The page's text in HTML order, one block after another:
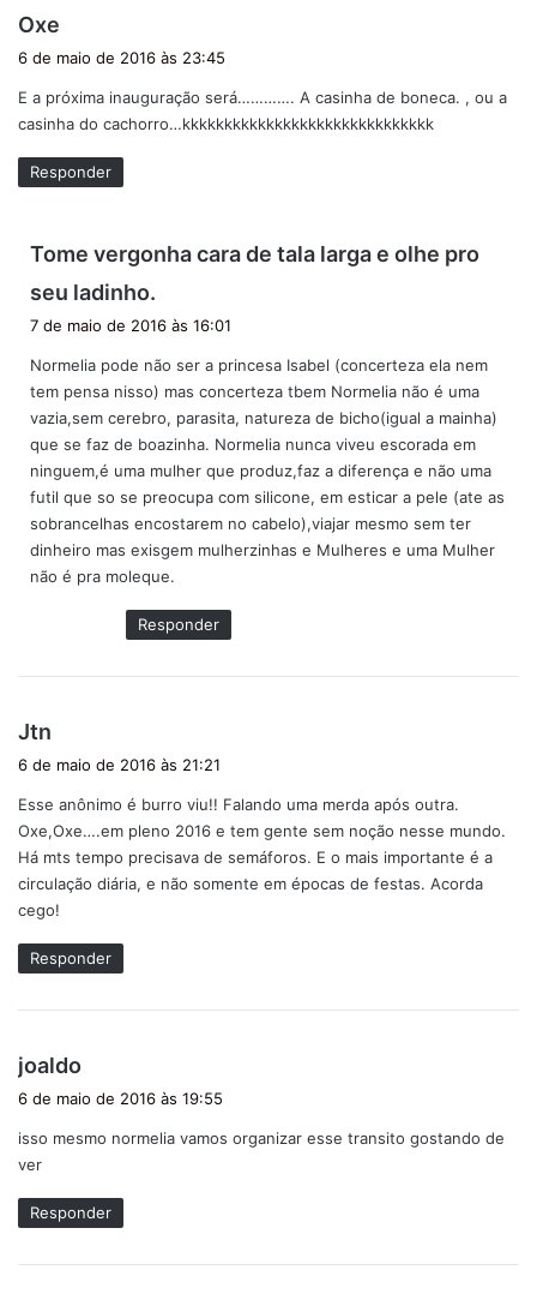
Oxe
s
e
:
6 de maio de 2016 às 23:45
E a próxima inauguração será…………. A casinha de boneca. , ou a
casinha do cachorro…kkkkkkkkkkkkkkkkkkkkkkkkkkkkkk
Responder
Tome vergonha cara de tala larga e olhe pro
seu ladinho.
s
e
:
7 de maio de 2016 às 16:01
Normelia pode não ser a princesa Isabel (concerteza ela nem
tem pensa nisso) mas concerteza tbem Normelia não é uma
vazia,sem cerebro, parasita, natureza de bicho(igual a mainha)
que se faz de boazinha. Normelia nunca viveu escorada em
ninguem,é uma mulher que produz,faz a diferença e não uma
futil que so se preocupa com silicone, em esticar a pele (ate as
sobrancelhas encostarem no cabelo),viajar mesmo sem ter
dinheiro mas exisgem mulherzinhas e Mulheres e uma Mulher
não é pra moleque.
Responder
Jtn
s
e
:
6 de maio de 2016 às 21:21
Esse anônimo é burro viu!! Falando uma merda após outra.
Oxe,Oxe….em pleno 2016 e tem gente sem noção nesse mundo.
Há mts tempo precisava de semáforos. E o mais importante é a
circulação diária, e não somente em épocas de festas. Acorda
cego!
Responder
joaldo
s
:
6 de maio de 2016 às 19:55
isso mesmo normelia vamos organizar esse transito gostando de
ver
Responder